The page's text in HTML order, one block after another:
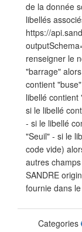
de la donnée
libellés
https://
renseigner le
"barrage"
contient
libellé
si le libellé
- si le libellé
"Seuil" - si le
code vide)
autres
SANDRE
fournie dans
Categories